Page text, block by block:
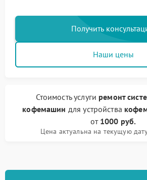
Получить
Наши цены
Стоимость услуги ремонт
кофемашин для устройства
от 1000 руб.
Цена актуальна на текущую